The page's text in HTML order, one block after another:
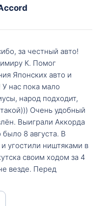
за честный авто!
К. Помог
Японских авто и
нас пока мало
народ подходит,
Очень удобный
Выиграли Аккорда
8 августа. В
угостили ништяками в
своим ходом за 4
везде. Перед